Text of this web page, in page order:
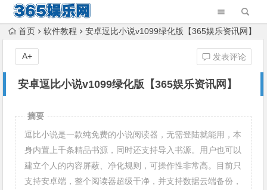
首页 软件教程 安卓逗比小说v1099绿化版【365娱乐资讯网】
安卓逗比小说v1099绿化版【365娱乐资讯网】
发表评论
A+
摘要
逗比小说是一款纯免费的小说阅读器，无需登陆就能用，本
身内置上千条精品书源，同时还支持导入书源。用户也可以
建立个人的内容屏蔽、净化规则，可操作性非常高。目前只
支持安卓端，整个阅读器超级干净，并支持数据云端备份，